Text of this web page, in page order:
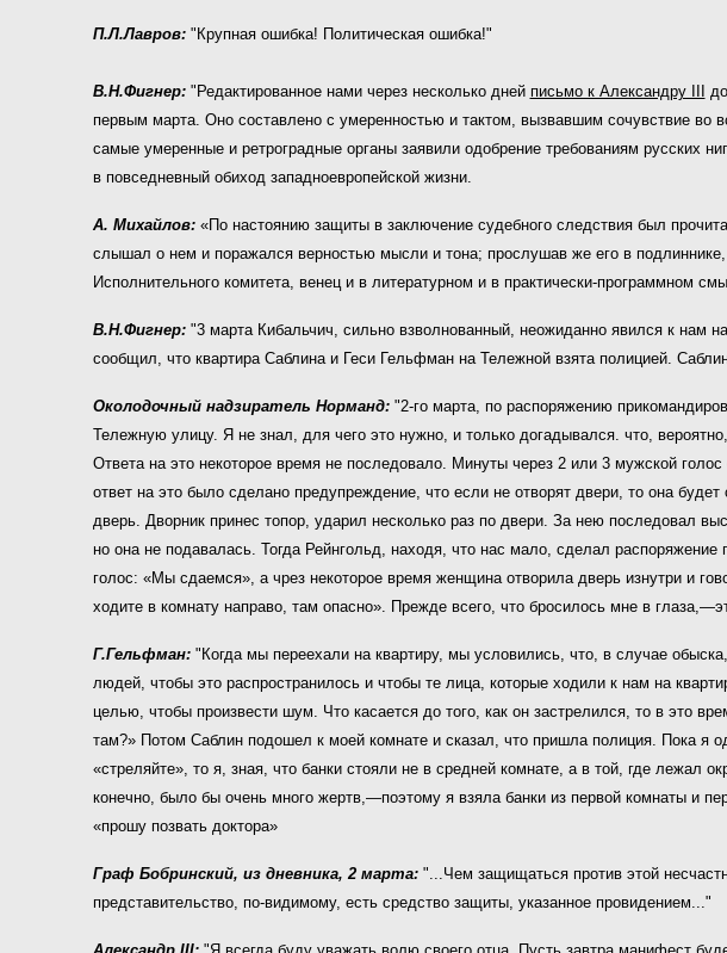
П.Л.Лавров: "Крупная ошибка! Политическая ошибка!"
В.Н.Фигнер:"Редактированное нами через несколько дней письмо к Александру III
первым марта. Оно составлено с умеренностью и тактом, вызвавшим сочувствие во
самые умеренные и ретроградные органы заявили одобрение требованиям русских
в повседневный обиход западноевропейской жизни.
А. Михайлов: «По настоянию защиты в заключение судебного следствия был
слышал о нем и поражался верностью мысли и тона; прослушав же его в
Исполнительного комитета, венец и в литературном и в практически-программном
В.Н.Фигнер:"3 марта Кибальчич, сильно взволнованный, неожиданно явился к нам
сообщил, что квартира Саблина и Геси Гельфман на Тележной взята полицией.
Околодочный надзиратель Норманд: "2-го марта, по распоряжению
Тележную улицу. Я не знал, для чего это нужно, и только догадывался. что,
Ответа на это некоторое время не последовало. Минуты через 2 или 3 мужской
ответ на это было сделано предупреждение, что если не отворят двери, то она
дверь. Дворник принес топор, ударил несколько раз по двери. За нею последовал
но она не подавалась. Тогда Рейнгольд, находя, что нас мало, сделал
голос: «Мы сдаемся», а чрез некоторое время женщина отворила дверь изнутри и
ходите в комнату направо, там опасно». Прежде всего, что бросилось мне в
Г.Гельфман: "Когда мы переехали на квартиру, мы условились, что, в случае
людей, чтобы это распространилось и чтобы те лица, которые ходили к нам на
целью, чтобы произвести шум. Что касается до того, как он застрелился, то в это
там?» Потом Саблин подошел к моей комнате и сказал, что пришла полиция. Пока
«стреляйте», то я, зная, что банки стояли не в средней комнате, а в той, где лежал
конечно, было бы очень много жертв,—поэтому я взяла банки из первой комнаты и
«прошу позвать доктора»
Граф Бобринский, из дневника, 2 марта:"...Чем защищаться против этой
представительство, по-видимому, есть средство защиты, указанное провидением..."